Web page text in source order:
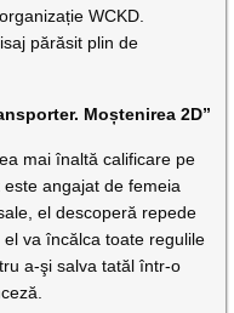
WCKD.
părăsit plin de
Moștenirea 2D”
mai înaltă calificare pe
angajat de femeia
el descoperă repede
va încălca toate regulile
a-şi salva tatăl într-o